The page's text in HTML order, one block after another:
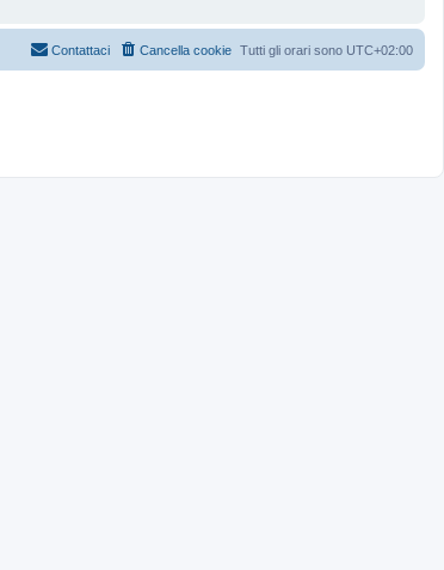
Tutti gli orari sono UTC+02:00
Cancella cookie
Contattaci